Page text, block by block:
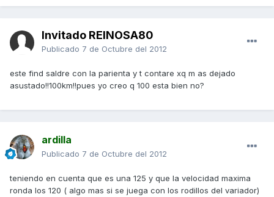
Invitado REINOSA80
Publicado 7 de Octubre del 2012
este find saldre con la parienta y t contare xq m as dejado
asustado!!100km!!pues yo creo q 100 esta bien no?
ardilla
Publicado 7 de Octubre del 2012
teniendo en cuenta que es una 125 y que la velocidad maxima
ronda los 120 ( algo mas si se juega con los rodillos del variador)